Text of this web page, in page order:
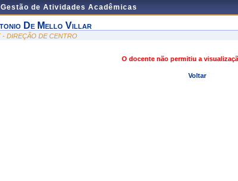
de Atividades Acadêmicas
De Mello Villar
- DIREÇÃO DE CENTRO
O docente não permitiu a
Voltar